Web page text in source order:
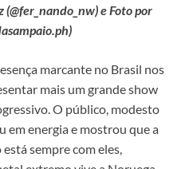
e Foto por
marcante no Brasil nos
mais um grande show
O público, modesto
em energia e mostrou que a
sempre com eles,